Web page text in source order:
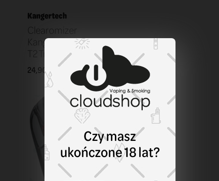
Kangertech
Clearomizer
KangerTech EGO
T2 Transparent
24,90 zł KOSZYK
Czy masz
ukończone 18 lat?